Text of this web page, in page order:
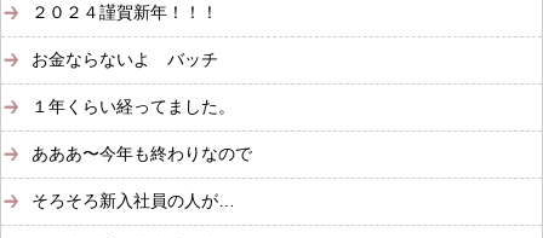
２０２４謹賀新年！！！
お金ならないよ バッチ
１年くらい経ってました。
あああ〜今年も終わりなので
そろそろ新入社員の人が…